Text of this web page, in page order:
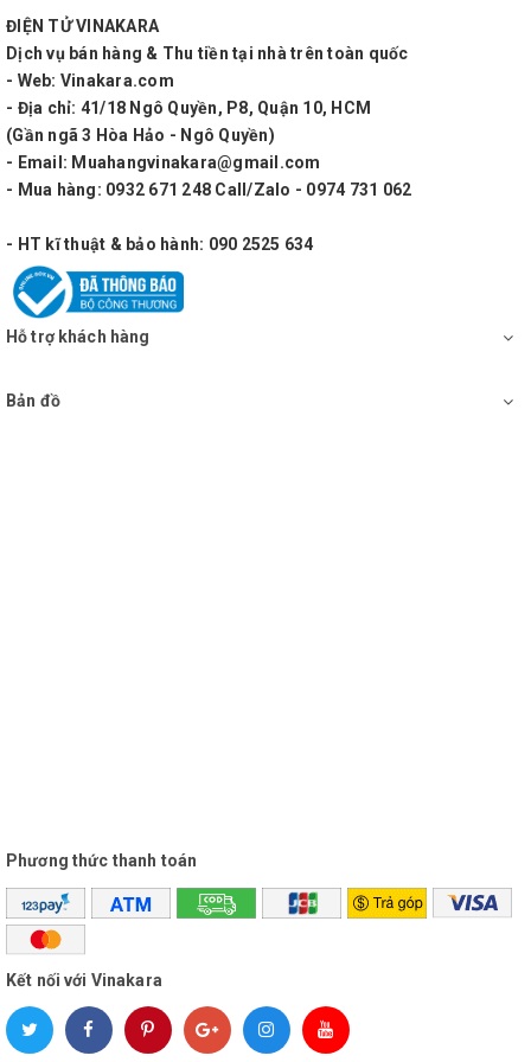
các yếu tố như công suất, thiết kế cụ thể của hệ
thống Line Array và mục đích sử dụng để đảm bảo
rằng nó phù hợp với nhu cầu của bạn và cung cấp
hiệu suất âm thanh tốt nhất.
Vỏ thùng loa line
Array bass 30, bass
ĐIỆN TỬ VINAKARA
Dịch vụ bán hàng & Thu tiền tại nhà trên toàn quốc
- Web: Vinakara.com
- Địa chỉ: 41/18 Ngô Quyền, P8, Quận 10, HCM
(Gần ngã 3 Hòa Hảo - Ngô Quyền)
- Email: Muahangvinakara@gmail.com
- Mua hàng: 0932 671 248 Call/Zalo - 0974 731 062
- HT kĩ thuật & bảo hành: 090 2525 634
Hỗ trợ khách hàng
Bản đồ
Phương thức thanh toán
Kết nối với Vinakara